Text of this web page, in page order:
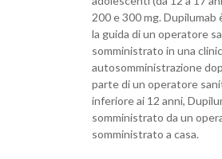
200 e 300 mg.
la guida di un operatore
somministrato in una
autosomministrazione
parte di un operatore
inferiore ai 12 anni,
somministrato da un
somministrato a casa.